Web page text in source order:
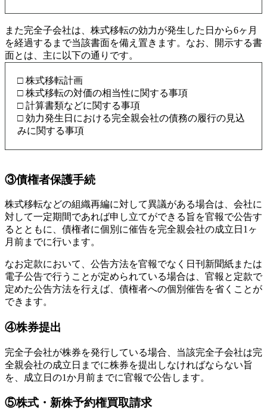
また完全子会社は、株式移転の効力が発生した日から6ヶ月
を経過するまで当該書面を備え置きます。なお、開示する書
面とは、主に以下の通りです。
□ 株式移転計画
□ 株式移転の対価の相当性に関する事項
□ 計算書類などに関する事項
□ 効力発生日における完全親会社の債務の履行の見込
みに関する事項
③債権者保護手続
株式移転などの組織再編に対して異議がある場合は、会社に
対して一定期間であれば申し立てができる旨を官報で公告す
るとともに、債権者に個別に催告を完全親会社の成立日1ヶ
月前までに行います。
なお定款において、公告方法を官報でなく日刊新聞紙または
電子公告で行うことが定められている場合は、官報と定款で
定めた公告方法を行えば、債権者への個別催告を省くことが
できます。
④株券提出
完全子会社が株券を発行している場合、当該完全子会社は完
全親会社の成立日までに株券を提出しなければならない旨
を、成立日の1か月前までに官報で公告します。
⑤株式・新株予約権買取請求